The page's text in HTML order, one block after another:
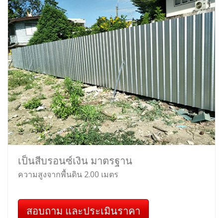
เป็นสีบรอนซ์เงิน มาตรฐาน
ความสูงจากพื้นดิน 2.00 เมตร
สอบถาม และประเมินราคา